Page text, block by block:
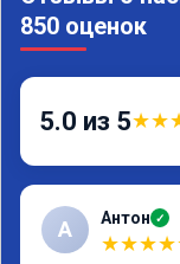
850 оценок
5.0 из 5★★
А Антон ✓
★★★★